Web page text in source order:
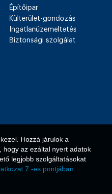
Építőipar
Külterület-gondozás
Ingatlanüzemeltetés
Biztonsági szolgálat
Hozzá járulok a
hogy az ezáltal nyert adatok
legjobb szolgáltatásokat
7.-es pontjában